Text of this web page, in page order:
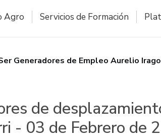
Agro Servicios de Formación
Generadores de Empleo Aurelio
de
- 03 de Febrero de